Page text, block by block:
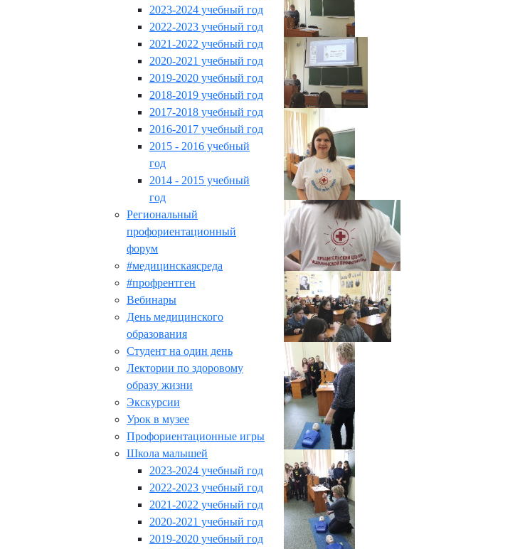
2023-2024 учебный год
2022-2023 учебный год
2021-2022 учебный год
2020-2021 учебный год
2019-2020 учебный год
2018-2019 учебный год
2017-2018 учебный год
2016-2017 учебный год
2015 - 2016 учебный
год
2014 - 2015 учебный
год
Региональный
профориентационный
форум
#медицинскаясреда
#профрентген
Вебинары
День медицинского
образования
Студент на один день
Лектории по здоровому
образу жизни
Экскурсии
Урок в музее
Профориентационные игры
Школа малышей
2023-2024 учебный год
2022-2023 учебный год
2021-2022 учебный год
2020-2021 учебный год
2019-2020 учебный год